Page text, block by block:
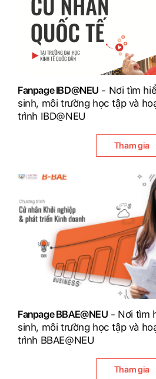
Fanpage IBD@NEU - Nơi tìm
sinh, môi trường học tập và
trình IBD@NEU
Tham gia
Fanpage BBAE@NEU - Nơi tìm
sinh, môi trường học tập và
trình BBAE@NEU
Tham gia